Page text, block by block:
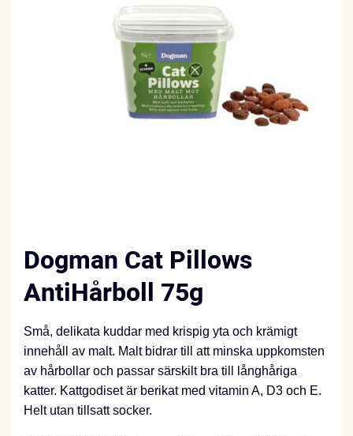
Dogman Cat Pillows
AntiHårboll 75g
Små, delikata kuddar med krispig yta och krämigt
innehåll av malt. Malt bidrar till att minska uppkomsten
av hårbollar och passar särskilt bra till långhåriga
katter. Kattgodiset är berikat med vitamin A, D3 och E.
Helt utan tillsatt socker.